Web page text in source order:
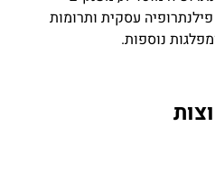
עסקית ותרומות
נוספות.